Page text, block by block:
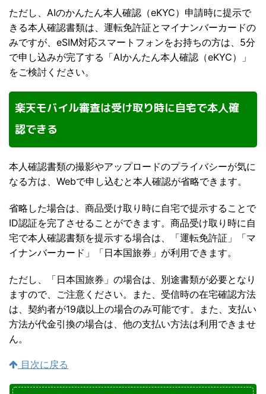
ただし、AIのかんたん本人確認（eKYC）申請時に提示で
きる本人確認書類は、運転免許証とマイナンバーカードの
みですが、eSIM対応スマートフォンをお持ちの方は、5分
で申し込みが完了する「AIかんたん本人確認（eKYC）」
をご検討ください。
楽天モバイル審査は受け取り時に自宅で本人確
認できる
本人確認書類の撮影やアップロードのプライバシーが気に
なる方は、Webで申し込むと本人確認が省略できます。
省略した場合は、商品受け取り時に自宅で提示することで
ID認証を完了させることができます。商品受け取り時に自
宅で本人確認書類を提示する場合は、「運転免許証」「マ
イナンバーカード」「日本国旅券」が利用できます。
ただし、「日本国旅券」の場合は、別途書類が必要となり
ますので、ご注意ください。また、受信時の在宅確認方法
は、契約者が19歳以上の場合のみ可能です。また、支払い
方法が代金引換の場合は、他の支払い方法は利用できませ
ん。
目次に戻る